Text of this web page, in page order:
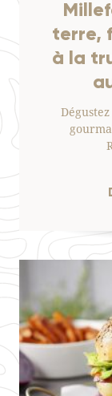
terre,
à la